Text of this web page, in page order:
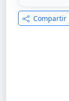
Compartir